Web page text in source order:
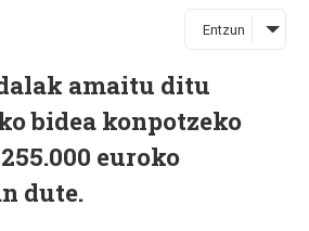
Entzun
amaitu ditu
bidea konpotzeko
euroko
dute.